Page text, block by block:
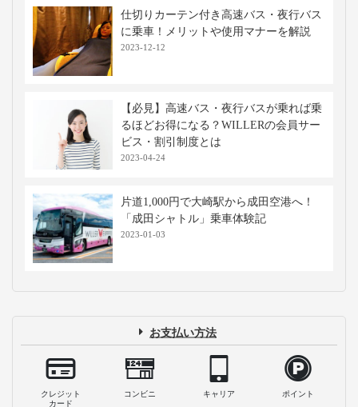
仕切りカーテン付き高速バス・夜行バス
に乗車！メリットや使用マナーを解説
2023-12-12
【必見】高速バス・夜行バスが乗れば乗
るほどお得になる？WILLERの会員サー
ビス・割引制度とは
2023-04-24
片道1,000円で大崎駅から成田空港へ！
「成田シャトル」乗車体験記
2023-01-03
お支払い方法
クレジット
カード
コンビニ キャリア ポイント